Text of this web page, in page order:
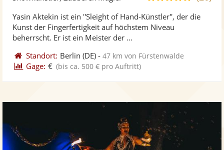
Fotos
5
Yasin Aktekin ist ein ''Sleight of Hand-Künstler'', der die
Kunst der Fingerfertigkeit auf höchstem Niveau
beherrscht. Er ist ein Meister der ...
Standort: Berlin (DE) -47 km von Fürstenwalde
Gage: € (bis ca. 500 € pro Auftritt)